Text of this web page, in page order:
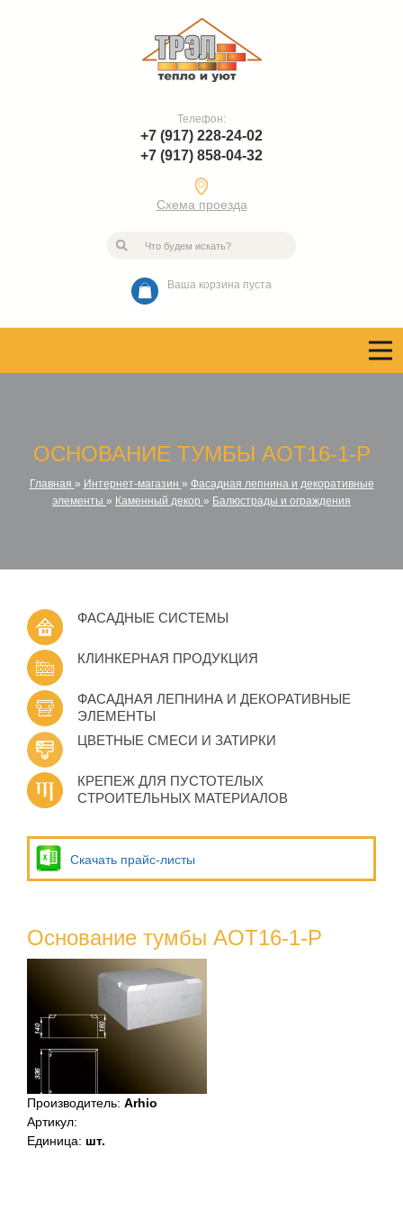
Телефон:
+7 (917) 228-24-02
+7 (917) 858-04-32
Схема проезда
Ваша корзина пуста
ОСНОВАНИЕ ТУМБЫ AOT16-1-P
Главная » Интернет-магазин » Фасадная лепнина и декоративные
элементы » Каменный декор » Балюстрады и ограждения
ФАСАДНЫЕ СИСТЕМЫ
КЛИНКЕРНАЯ ПРОДУКЦИЯ
ФАСАДНАЯ ЛЕПНИНА И ДЕКОРАТИВНЫЕ
ЭЛЕМЕНТЫ
ЦВЕТНЫЕ СМЕСИ И ЗАТИРКИ
КРЕПЕЖ ДЛЯ ПУСТОТЕЛЫХ
СТРОИТЕЛЬНЫХ МАТЕРИАЛОВ
Скачать прайс-листы
Основание тумбы AOT16-1-P
Производитель: Arhio
Артикул:
Единица: шт.